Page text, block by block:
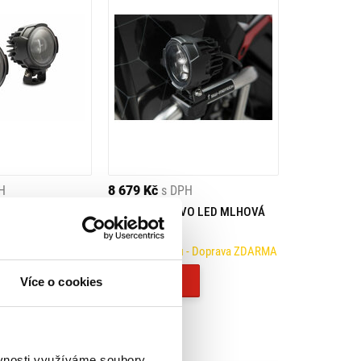
Více o cookies
8 679 Kč s DPH
SW MOTECH EVO LED MLHOVÁ
SVĚTLA
Na objednávku - Doprava ZDARMA